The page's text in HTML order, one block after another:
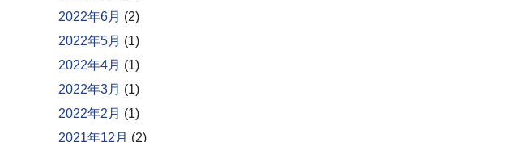
2022年6月 (2)
2022年5月 (1)
2022年4月 (1)
2022年3月 (1)
2022年2月 (1)
2021年12月 (2)